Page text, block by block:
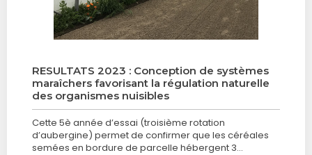
RESULTATS 2023 : Conception de systèmes
maraîchers favorisant la régulation naturelle
des organismes nuisibles
Cette 5è année d’essai (troisième rotation
d’aubergine) permet de confirmer que les céréales
semées en bordure de parcelle hébergent 3…